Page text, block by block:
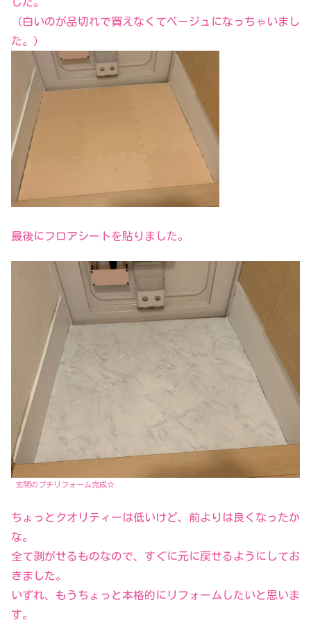
（白いのが品切れで買えなくてベージュになっちゃいまし
た。）
最後にフロアシートを貼りました。
玄関のプチリフォーム完成☆
ちょっとクオリティーは低いけど、前よりは良くなったか
な。
全て剥がせるものなので、すぐに元に戻せるようにしてお
きました。
いずれ、もうちょっと本格的にリフォームしたいと思いま
す。